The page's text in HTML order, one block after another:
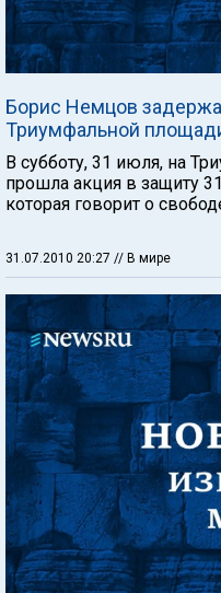
Борис Немцов
Триумфальной
В субботу, 31 июля, на
прошла акция в защиту
которая говорит о
31.07.2010 20:27 // В мире